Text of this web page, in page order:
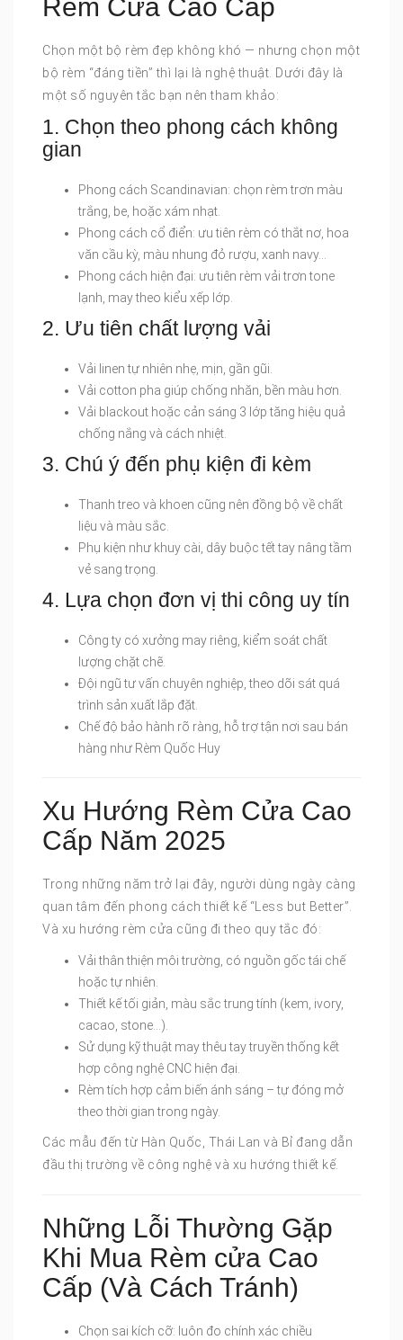
Rèm Cửa Cao Cấp
Chọn một bộ rèm đẹp không khó — nhưng chọn một
bộ rèm “đáng tiền” thì lại là nghệ thuật. Dưới đây là
một số nguyên tắc bạn nên tham khảo:
1. Chọn theo phong cách không
gian
Phong cách Scandinavian: chọn rèm trơn màu
trắng, be, hoặc xám nhạt.
Phong cách cổ điển: ưu tiên rèm có thắt nơ, hoa
văn cầu kỳ, màu nhung đỏ rượu, xanh navy…
Phong cách hiện đại: ưu tiên rèm vải trơn tone
lạnh, may theo kiểu xếp lớp.
2. Ưu tiên chất lượng vải
Vải linen tự nhiên nhẹ, mịn, gần gũi.
Vải cotton pha giúp chống nhăn, bền màu hơn.
Vải blackout hoặc cản sáng 3 lớp tăng hiệu quả
chống nắng và cách nhiệt.
3. Chú ý đến phụ kiện đi kèm
Thanh treo và khoen cũng nên đồng bộ về chất
liệu và màu sắc.
Phụ kiện như khuy cài, dây buộc tết tay nâng tầm
vẻ sang trọng.
4. Lựa chọn đơn vị thi công uy tín
Công ty có xưởng may riêng, kiểm soát chất
lượng chặt chẽ.
Đội ngũ tư vấn chuyên nghiệp, theo dõi sát quá
trình sản xuất lắp đặt.
Chế độ bảo hành rõ ràng, hỗ trợ tận nơi sau bán
hàng như Rèm Quốc Huy
Xu Hướng Rèm Cửa Cao
Cấp Năm 2025
Trong những năm trở lại đây, người dùng ngày càng
quan tâm đến phong cách thiết kế “Less but Better”.
Và xu hướng rèm cửa cũng đi theo quy tắc đó:
Vải thân thiện môi trường, có nguồn gốc tái chế
hoặc tự nhiên.
Thiết kế tối giản, màu sắc trung tính (kem, ivory,
cacao, stone…).
Sử dụng kỹ thuật may thêu tay truyền thống kết
hợp công nghệ CNC hiện đại.
Rèm tích hợp cảm biến ánh sáng – tự đóng mở
theo thời gian trong ngày.
Các mẫu đến từ Hàn Quốc, Thái Lan và Bỉ đang dẫn
đầu thị trường về công nghệ và xu hướng thiết kế.
Những Lỗi Thường Gặp
Khi Mua Rèm cửa Cao
Cấp (Và Cách Tránh)
Chọn sai kích cỡ: luôn đo chính xác chiều